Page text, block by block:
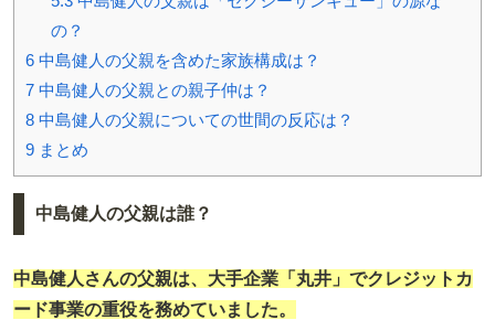
の？
6 中島健人の父親を含めた家族構成は？
7 中島健人の父親との親子仲は？
8 中島健人の父親についての世間の反応は？
9 まとめ
中島健人の父親は誰？
中島健人さんの父親は、大手企業「丸井」でクレジットカ
ード事業の重役を務めていました。